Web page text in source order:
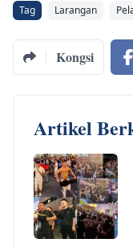
Tag Larangan
Kongsi
Artikel